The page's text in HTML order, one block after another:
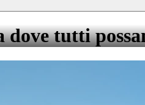
dove tutti